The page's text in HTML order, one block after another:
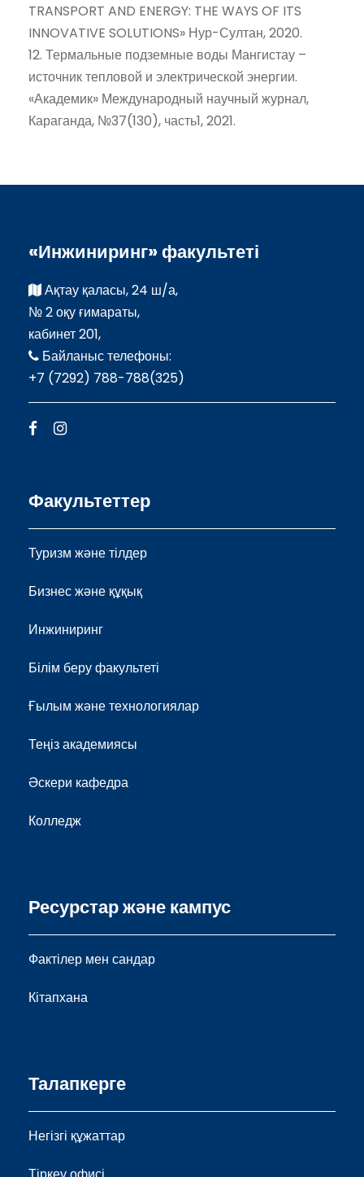
TRANSPORT AND ENERGY: THE WAYS OF ITS
INNOVATIVE SOLUTIONS» Нур-Султан, 2020.
12. Термальные подземные воды Мангистау –
источник тепловой и электрической энергии.
«Академик» Международный научный журнал,
Караганда, №37(130), часть1, 2021.
«Инжиниринг» факультеті
Ақтау қаласы, 24 ш/а,
№ 2 оқу ғимараты,
кабинет 201,
Байланыс телефоны:
+7 (7292) 788-788(325)
Факультеттер
Туризм және тілдер
Бизнес және құқық
Инжиниринг
Білім беру факультеті
Ғылым және технологиялар
Теңіз академиясы
Әскери кафедра
Колледж
Ресурстар және кампус
Фактілер мен сандар
Кітапхана
Талапкерге
Негізгі құжаттар